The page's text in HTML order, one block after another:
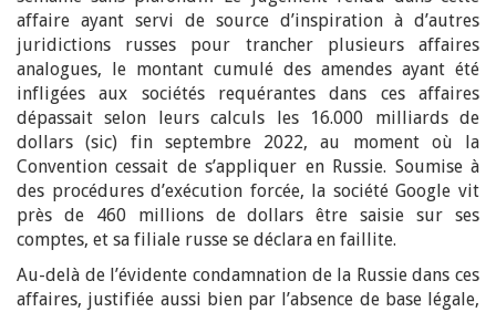
affaire ayant servi de source d’inspiration à d’autres
juridictions russes pour trancher plusieurs affaires
analogues, le montant cumulé des amendes ayant été
infligées aux sociétés requérantes dans ces affaires
dépassait selon leurs calculs les 16.000 milliards de
dollars (sic) fin septembre 2022, au moment où la
Convention cessait de s’appliquer en Russie. Soumise à
des procédures d’exécution forcée, la société Google vit
près de 460 millions de dollars être saisie sur ses
comptes, et sa filiale russe se déclara en faillite.
Au-delà de l’évidente condamnation de la Russie dans ces
affaires, justifiée aussi bien par l’absence de base légale,